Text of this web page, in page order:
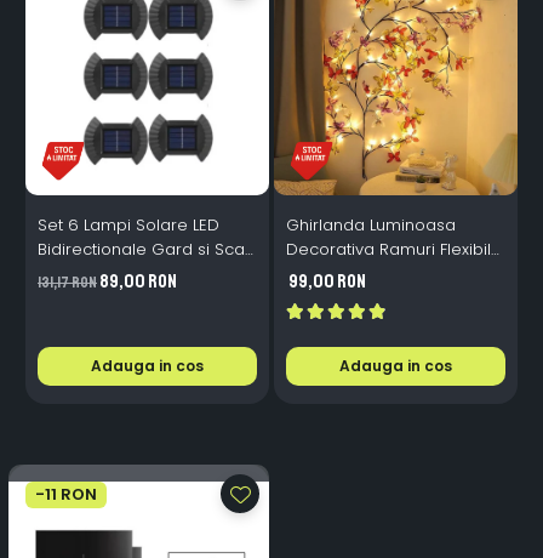
Set 6 Lampi Solare LED
Bidirectionale Gard si Scari
- 200mAh, IP65, Alb Cald,
Senzor Automat
131,17 RON89,00 RON
Adauga in cos
Ghirlanda Luminoasa
Decorativa Ramuri Flexibile
1.6m 72 LED USB
Telecomanda
99,00 RON
Adauga in cos
-11 RON